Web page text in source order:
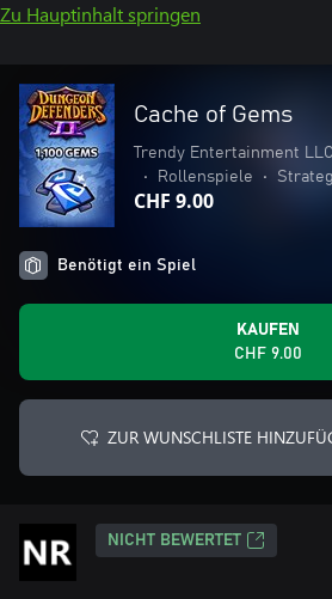
Zu Hauptinhalt springen
Cache of Gems
Trendy Entertainment
•
Rollenspiele •
CHF 9.00
Benötigt ein Spiel
KAUFEN
CHF 9.00
ZUR WUNSCHLISTE
NICHT BEWERTET